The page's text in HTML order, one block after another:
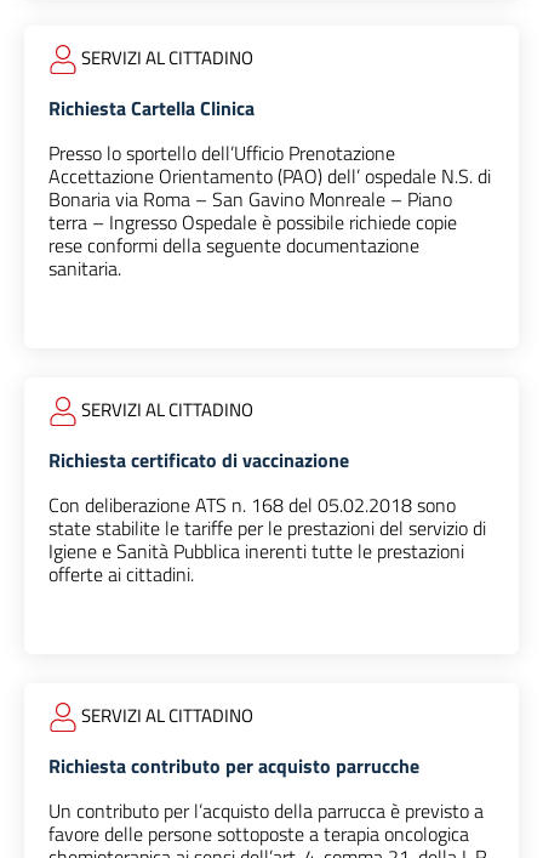
SERVIZI AL CITTADINO
Richiesta Cartella Clinica
Presso lo sportello dell’Ufficio Prenotazione
Accettazione Orientamento (PAO) dell’ ospedale N.S. di
Bonaria via Roma – San Gavino Monreale – Piano
terra – Ingresso Ospedale è possibile richiede copie
rese conformi della seguente documentazione
sanitaria.
SERVIZI AL CITTADINO
Richiesta certificato di vaccinazione
Con deliberazione ATS n. 168 del 05.02.2018 sono
state stabilite le tariffe per le prestazioni del servizio di
Igiene e Sanità Pubblica inerenti tutte le prestazioni
offerte ai cittadini.
SERVIZI AL CITTADINO
Richiesta contributo per acquisto parrucche
Un contributo per l’acquisto della parrucca è previsto a
favore delle persone sottoposte a terapia oncologica